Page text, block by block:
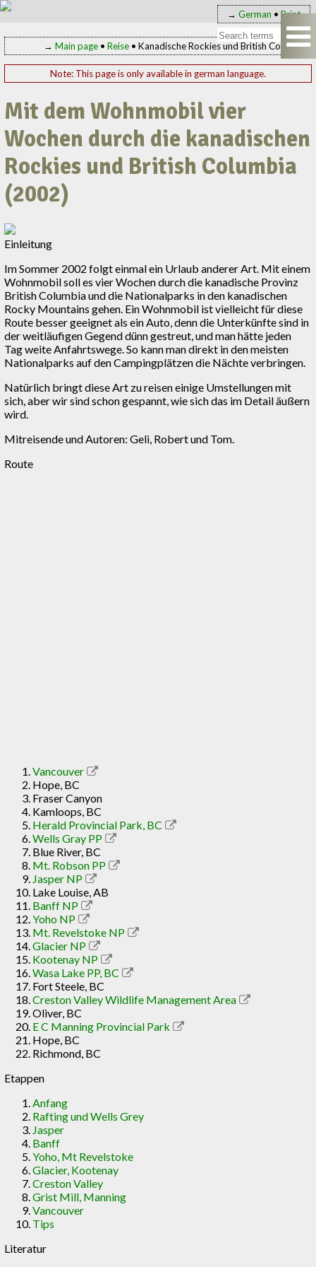
→ German • Print
→ Main page• Reise• Kanadische Rockies und British Columbia
Note: This page is only available in german language.
Mit dem Wohnmobil vier
Wochen durch die kanadischen
Rockies und British Columbia
(2002)
Einleitung
Im Sommer 2002 folgt einmal ein Urlaub anderer Art. Mit einem
Wohnmobil soll es vier Wochen durch die kanadische Provinz
British Columbia und die Nationalparks in den kanadischen
Rocky Mountains gehen. Ein Wohnmobil ist vielleicht für diese
Route besser geeignet als ein Auto, denn die Unterkünfte sind in
der weitläufigen Gegend dünn gestreut, und man hätte jeden
Tag weite Anfahrtswege. So kann man direkt in den meisten
Nationalparks auf den Campingplätzen die Nächte verbringen.
Natürlich bringt diese Art zu reisen einige Umstellungen mit
sich, aber wir sind schon gespannt, wie sich das im Detail äußern
wird.
Mitreisende und Autoren: Geli, Robert und Tom.
Route
Vancouver
Hope, BC
Fraser Canyon
Kamloops, BC
Herald Provincial Park, BC
Wells Gray PP
Blue River, BC
Mt. Robson PP
Jasper NP
Lake Louise, AB
Banff NP
Yoho NP
Mt. Revelstoke NP
Glacier NP
Kootenay NP
Wasa Lake PP, BC
Fort Steele, BC
Creston Valley Wildlife Management Area
Oliver, BC
E C Manning Provincial Park
Hope, BC
Richmond, BC
Etappen
Anfang
Rafting und Wells Grey
Jasper
Banff
Yoho, Mt Revelstoke
Glacier, Kootenay
Creston Valley
Grist Mill, Manning
Vancouver
Tips
Literatur